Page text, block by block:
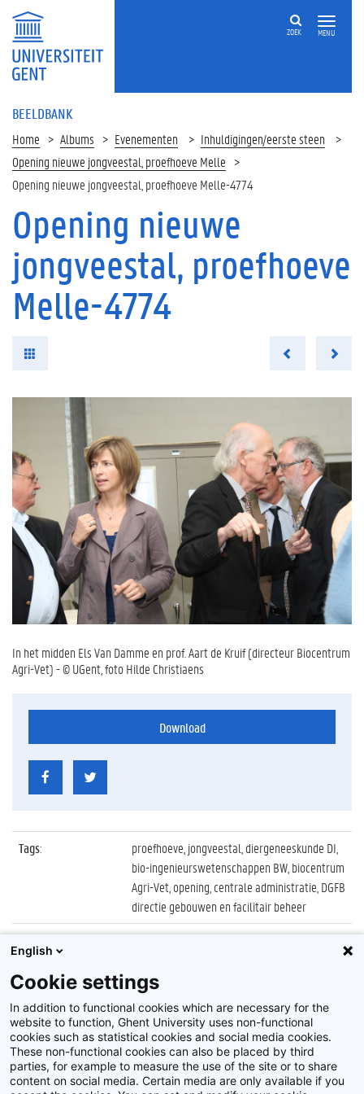
MENU
ZOEK
BEELDBANK
Home Albums Evenementen
Inhuldigingen/eerste steen
Opening nieuwe jongveestal, proefhoeve Melle
Opening nieuwe jongveestal, proefhoeve Melle-4774
Opening nieuwe
jongveestal, proefhoeve
Melle-4774
In het midden Els Van Damme en prof. Aart de Kruif (directeur Biocentrum
Agri-Vet) - © UGent, foto Hilde Christiaens
Download
Tags:
proefhoeve, jongveestal, diergeneeskunde DI,
bio-ingenieurswetenschappen BW, biocentrum
Agri-Vet, opening, centrale administratie, DGFB
directie gebouwen en facilitair beheer
Datum:
22 september 2011
Identificatienummer
Album: Opening nieuwe jongveestal, proefhoeve Melle
English
Cookie settings
In addition to functional cookies which are necessary for the
website to function, Ghent University uses non-functional
cookies such as statistical cookies and social media cookies.
These non-functional cookies can also be placed by third
parties, for example to measure the use of the site or to share
content on social media. Certain media are only available if you